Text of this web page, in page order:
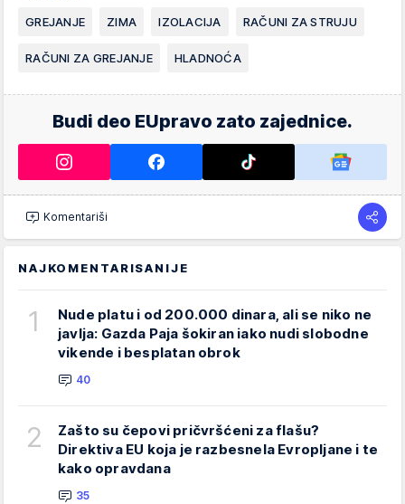
GREJANJE ZIMA IZOLACIJA RAČUNI ZA STRUJU
RAČUNI ZA GREJANJE HLADNOĆA
Budi deo EUpravo zato zajednice.
Komentariši
NAJKOMENTARISANIJE
1
Nude platu i od 200.000 dinara, ali se niko ne
javlja: Gazda Paja šokiran iako nudi slobodne
vikende i besplatan obrok
40
2
Zašto su čepovi pričvršćeni za flašu?
Direktiva EU koja je razbesnela Evropljane i te
kako opravdana
35